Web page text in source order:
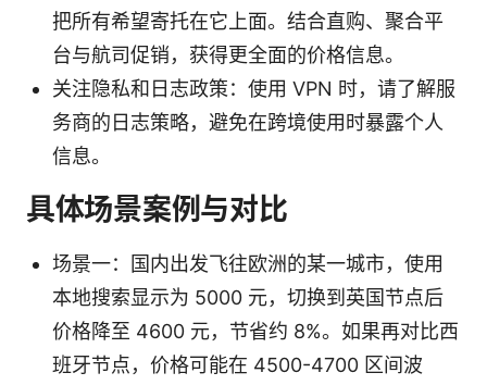
把所有希望寄托在它上面。结合直购、聚合平
台与航司促销，获得更全面的价格信息。
关注隐私和日志政策：使用 VPN 时，请了解服
务商的日志策略，避免在跨境使用时暴露个人
信息。
具体场景案例与对比
场景一：国内出发飞往欧洲的某一城市，使用
本地搜索显示为 5000 元，切换到英国节点后
价格降至 4600 元，节省约 8%。如果再对比西
班牙节点，价格可能在 4500-4700 区间波